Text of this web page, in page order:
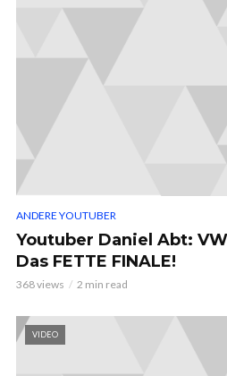
ANDERE YOUTUBER
Youtuber Daniel Abt:
Das FETTE FINALE!
368 views 2 min read
VIDEO